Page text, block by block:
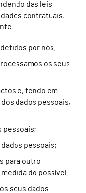
das leis
contratuais,
por nós;
os seus
e, tendo em
dados pessoais,
pessoais;
pessoais;
para outro
do possível;
seus dados